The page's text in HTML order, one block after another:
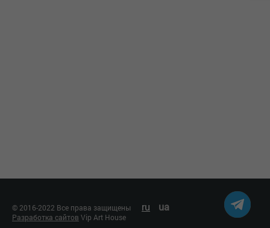
© 2016-2022 Все права защищены ru ua
Разработка сайтов Vip Art House